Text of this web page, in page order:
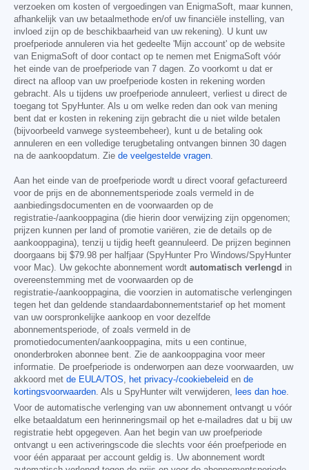
verzoeken om kosten of vergoedingen van EnigmaSoft, maar kunnen,
afhankelijk van uw betaalmethode en/of uw financiële instelling, van
invloed zijn op de beschikbaarheid van uw rekening). U kunt uw
proefperiode annuleren via het gedeelte 'Mijn account' op de website
van EnigmaSoft of door contact op te nemen met EnigmaSoft vóór
het einde van de proefperiode van 7 dagen. Zo voorkomt u dat er
direct na afloop van uw proefperiode kosten in rekening worden
gebracht. Als u tijdens uw proefperiode annuleert, verliest u direct de
toegang tot SpyHunter. Als u om welke reden dan ook van mening
bent dat er kosten in rekening zijn gebracht die u niet wilde betalen
(bijvoorbeeld vanwege systeembeheer), kunt u de betaling ook
annuleren en een volledige terugbetaling ontvangen binnen 30 dagen
na de aankoopdatum. Zie de veelgestelde vragen.
Aan het einde van de proefperiode wordt u direct vooraf gefactureerd
voor de prijs en de abonnementsperiode zoals vermeld in de
aanbiedingsdocumenten en de voorwaarden op de
registratie-/aankooppagina (die hierin door verwijzing zijn opgenomen;
prijzen kunnen per land of promotie variëren, zie de details op de
aankooppagina), tenzij u tijdig heeft geannuleerd. De prijzen beginnen
doorgaans bij $79.98 per halfjaar (SpyHunter Pro Windows/SpyHunter
voor Mac). Uw gekochte abonnement wordt automatisch verlengd in
overeenstemming met de voorwaarden op de
registratie-/aankooppagina, die voorzien in automatische verlengingen
tegen het dan geldende standaardabonnementstarief op het moment
van uw oorspronkelijke aankoop en voor dezelfde
abonnementsperiode, of zoals vermeld in de
promotiedocumenten/aankooppagina, mits u een continue,
ononderbroken abonnee bent. Zie de aankooppagina voor meer
informatie. De proefperiode is onderworpen aan deze voorwaarden, uw
akkoord met de EULA/TOS, het privacy-/cookiebeleid en de
kortingsvoorwaarden. Als u SpyHunter wilt verwijderen, lees dan hoe.
Voor de automatische verlenging van uw abonnement ontvangt u vóór
elke betaaldatum een herinneringsmail op het e-mailadres dat u bij uw
registratie hebt opgegeven. Aan het begin van uw proefperiode
ontvangt u een activeringscode die slechts voor één proefperiode en
voor één apparaat per account geldig is. Uw abonnement wordt